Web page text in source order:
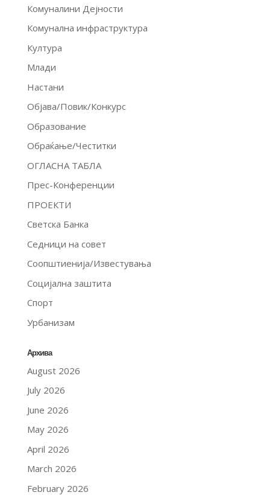
Комуналини Дејности
Комунална инфраструктура
Култура
Млади
Настани
Објава/Повик/Конкурс
Образование
Обраќање/Честитки
ОГЛАСНА ТАБЛА
Прес-Конференции
ПРОЕКТИ
Светска Банка
Седници на совет
Соопштиенија/Известувања
Социјална заштита
Спорт
Урбанизам
Архива
August 2026
July 2026
June 2026
May 2026
April 2026
March 2026
February 2026